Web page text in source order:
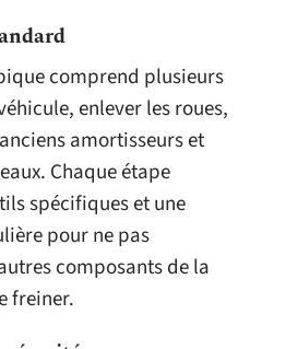
comprend plusieurs
enlever les roues,
amortisseurs et
Chaque étape
spécifiques et une
pour ne pas
composants de la
freiner.